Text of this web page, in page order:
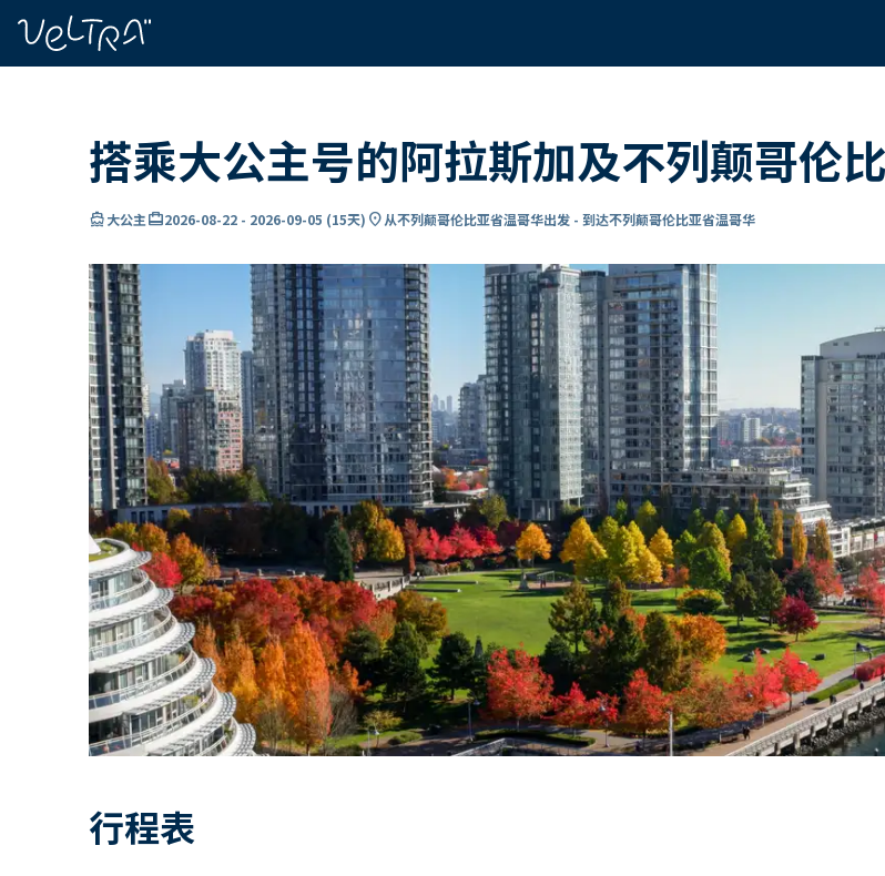
搭乘大公主号的阿拉斯加及不列颠哥伦
directions_boat大公主card_travel2026-08-22 - 2026-09-05 (15天) location_on从不列颠哥伦比亚省温哥华出发 - 到达不列颠哥伦比亚省温哥华
行程表